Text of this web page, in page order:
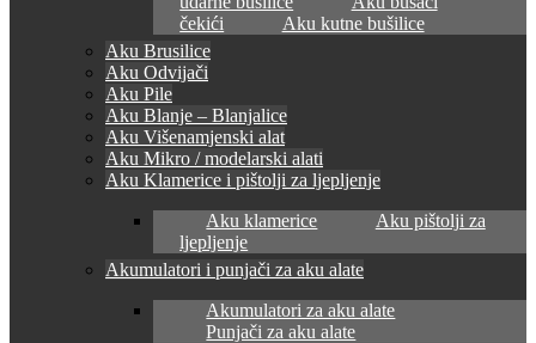
čekići
Aku kutne bušilice
Aku Brusilice
Aku Odvijači
Aku Pile
Aku Blanje – Blanjalice
Aku Višenamjenski alat
Aku Mikro / modelarski alati
Aku Klamerice i pištolji za ljepljenje
Aku klamerice
Aku pištolji za
ljepljenje
Akumulatori i punjači za aku alate
Akumulatori za aku alate
Punjači za aku alate